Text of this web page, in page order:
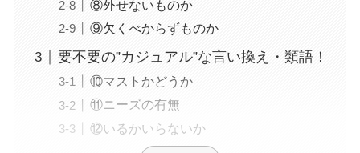
⑧外せないものか
⑨欠くべからずものか
要不要の”カジュアル”な言い換え・類語！
⑩マストかどうか
⑪ニーズの有無
⑫いるかいらないか